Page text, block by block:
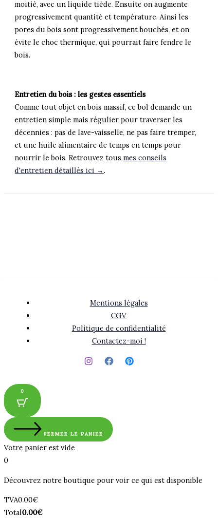
moitié, avec un liquide tiède. Ensuite on augmente
progressivement quantité et température. Ainsi les
pores du bois sont progressivement bouchés, et on
évite le choc thermique, qui pourrait faire fendre le
bois.
Entretien du bois : les gestes essentiels
Comme tout objet en bois massif, ce bol demande un
entretien simple mais régulier pour traverser les
décennies : pas de lave-vaisselle, ne pas faire tremper,
et une huile alimentaire de temps en temps pour
nourrir le bois. Retrouvez tousmes conseils
d'entretien détaillés ici →.
Mentions légales
CGV
Politique de confidentialité
Contactez-moi !
0
FERMER LE PANIER
Votre panier est vide
0
Découvrez notre boutique pour voir ce qui est disponible
Montant
de
TVA0.00€
Total
Total0.00€